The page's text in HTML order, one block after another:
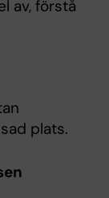
av, förstå
plats.